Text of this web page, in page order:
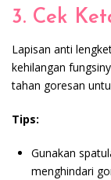
3. Cek
Lapisan anti
kehilangan
tahan goresan
Tips:
Gunakan
menghindari